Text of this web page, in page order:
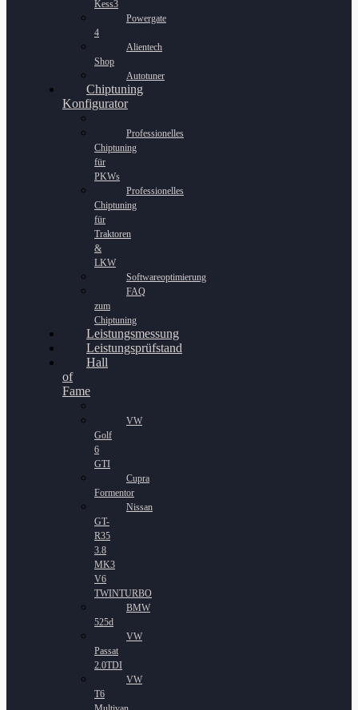
Kess3
Powergate
4
Alientech
Shop
Autotuner
Chiptuning
Konfigurator
Professionelles
Chiptuning
für
PKWs
Professionelles
Chiptuning
für
Traktoren
&
LKW
Softwareoptimierung
FAQ
zum
Chiptuning
Leistungsmessung
Leistungsprüfstand
Hall
of
Fame
VW
Golf
6
GTI
Cupra
Formentor
Nissan
GT-
R35
3.8
MK3
V6
TWINTURBO
BMW
525d
VW
Passat
2.0TDI
VW
T6